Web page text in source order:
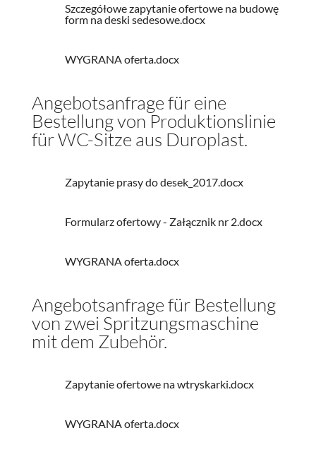
Szczegółowe zapytanie ofertowe na budowę
form na deski sedesowe.docx
WYGRANA oferta.docx
Angebotsanfrage für eine
Bestellung von Produktionslinie
für WC-Sitze aus Duroplast.
Zapytanie prasy do desek_2017.docx
Formularz ofertowy - Załącznik nr 2.docx
WYGRANA oferta.docx
Angebotsanfrage für Bestellung
von zwei Spritzungsmaschine
mit dem Zubehör.
Zapytanie ofertowe na wtryskarki.docx
WYGRANA oferta.docx